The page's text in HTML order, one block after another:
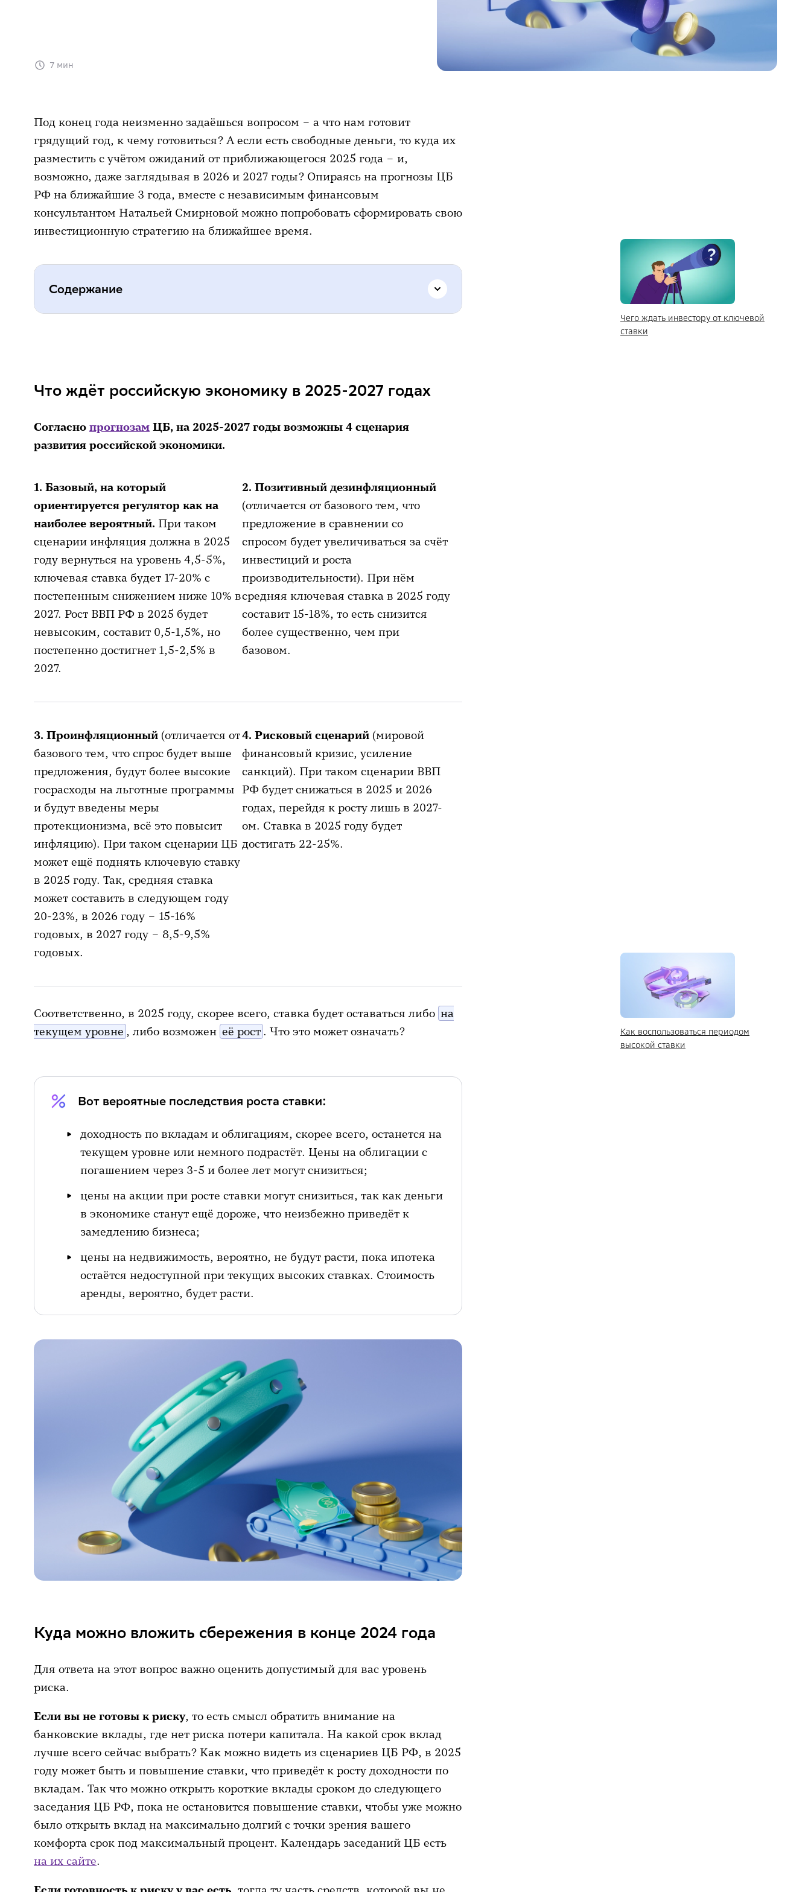
7 мин
Под конец года неизменно задаёшься вопросом – а что нам готовит
грядущий год, к чему готовиться? А если есть свободные деньги, то куда их
разместить с учётом ожиданий от приближающегося 2025 года – и,
возможно, даже заглядывая в 2026 и 2027 годы? Опираясь на прогнозы ЦБ
РФ на ближайшие 3 года, вместе с независимым финансовым
консультантом Натальей Смирновой можно попробовать сформировать свою
инвестиционную стратегию на ближайшее время.
Содержание
Чего ждать инвестору от ключевой
ставки
Что ждёт российскую экономику в 2025-2027 годах
Согласно прогнозам ЦБ, на 2025-2027 годы возможны 4 сценария
развития российской экономики.
1. Базовый, на который
ориентируется регулятор как на
наиболее вероятный. При таком
сценарии инфляция должна в 2025
году вернуться на уровень 4,5-5%,
ключевая ставка будет 17-20% с
постепенным снижением ниже 10% в
2027. Рост ВВП РФ в 2025 будет
невысоким, составит 0,5-1,5%, но
постепенно достигнет 1,5-2,5% в
2027.
2. Позитивный дезинфляционный
(отличается от базового тем, что
предложение в сравнении со
спросом будет увеличиваться за счёт
инвестиций и роста
производительности). При нём
средняя ключевая ставка в 2025 году
составит 15-18%, то есть снизится
более существенно, чем при
базовом.
3. Проинфляционный (отличается от
базового тем, что спрос будет выше
предложения, будут более высокие
госрасходы на льготные программы
и будут введены меры
протекционизма, всё это повысит
инфляцию). При таком сценарии ЦБ
может ещё поднять ключевую ставку
в 2025 году. Так, средняя ставка
может составить в следующем году
20-23%, в 2026 году – 15-16%
годовых, в 2027 году – 8,5-9,5%
годовых.
4. Рисковый сценарий (мировой
финансовый кризис, усиление
санкций). При таком сценарии ВВП
РФ будет снижаться в 2025 и 2026
годах, перейдя к росту лишь в 2027-
ом. Ставка в 2025 году будет
достигать 22-25%.
Соответственно, в 2025 году, скорее всего, ставка будет оставаться либо на
текущем уровне , либо возможен её рост . Что это может означать?
Как воспользоваться периодом
высокой ставки
Вот вероятные последствия роста ставки:
доходность по вкладам и облигациям, скорее всего, останется на
текущем уровне или немного подрастёт. Цены на облигации с
погашением через 3-5 и более лет могут снизиться;
цены на акции при росте ставки могут снизиться, так как деньги
в экономике станут ещё дороже, что неизбежно приведёт к
замедлению бизнеса;
цены на недвижимость, вероятно, не будут расти, пока ипотека
остаётся недоступной при текущих высоких ставках. Стоимость
аренды, вероятно, будет расти.
Куда можно вложить сбережения в конце 2024 года
Для ответа на этот вопрос важно оценить допустимый для вас уровень
риска.
Если вы не готовы к риску, то есть смысл обратить внимание на
банковские вклады, где нет риска потери капитала. На какой срок вклад
лучше всего сейчас выбрать? Как можно видеть из сценариев ЦБ РФ, в 2025
году может быть и повышение ставки, что приведёт к росту доходности по
вкладам. Так что можно открыть короткие вклады сроком до следующего
заседания ЦБ РФ, пока не остановится повышение ставки, чтобы уже можно
было открыть вклад на максимально долгий с точки зрения вашего
комфорта срок под максимальный процент. Календарь заседаний ЦБ есть
на их сайте.